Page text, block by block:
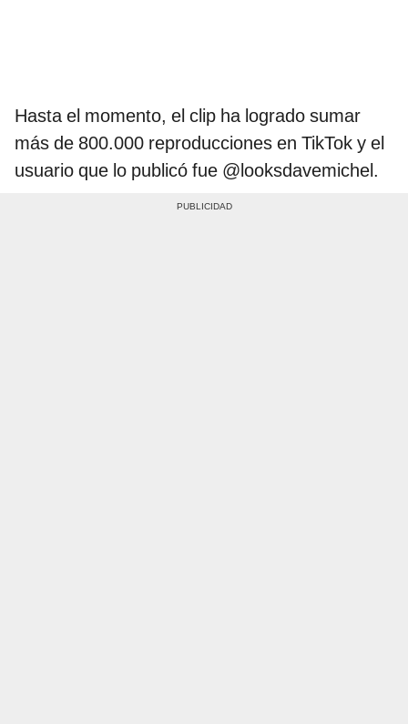
Hasta el momento, el clip ha logrado sumar
más de 800.000 reproducciones en TikTok y el
usuario que lo publicó fue @looksdavemichel.